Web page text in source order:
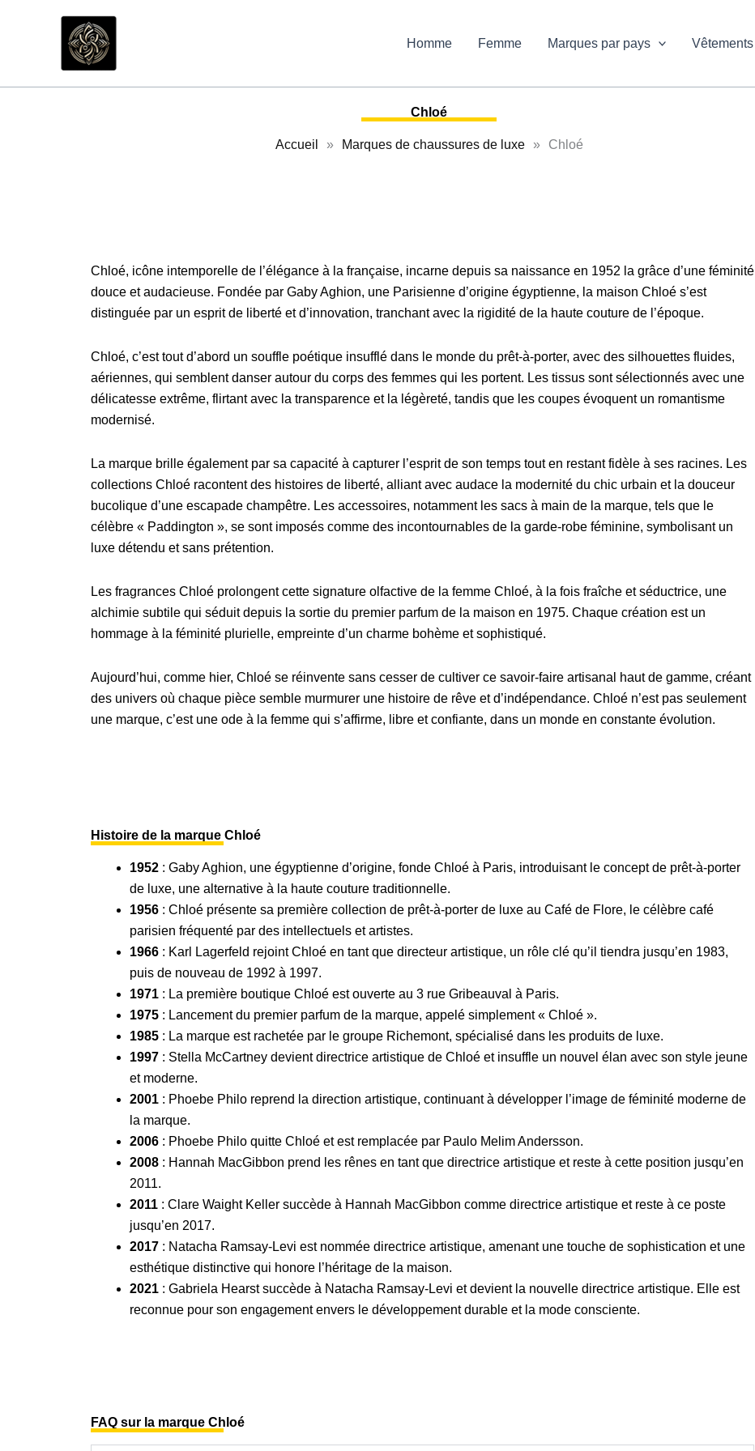
Homme Femme Marques par pays Vêtements
Chloé
Accueil » Marques de chaussures de luxe » Chloé
Chloé, icône intemporelle de l’élégance à la française, incarne depuis sa naissance en 1952 la grâce d’une féminité
douce et audacieuse. Fondée par Gaby Aghion, une Parisienne d’origine égyptienne, la maison Chloé s’est
distinguée par un esprit de liberté et d’innovation, tranchant avec la rigidité de la haute couture de l’époque.
Chloé, c’est tout d’abord un souffle poétique insufflé dans le monde du prêt-à-porter, avec des silhouettes fluides,
aériennes, qui semblent danser autour du corps des femmes qui les portent. Les tissus sont sélectionnés avec une
délicatesse extrême, flirtant avec la transparence et la légèreté, tandis que les coupes évoquent un romantisme
modernisé.
La marque brille également par sa capacité à capturer l’esprit de son temps tout en restant fidèle à ses racines. Les
collections Chloé racontent des histoires de liberté, alliant avec audace la modernité du chic urbain et la douceur
bucolique d’une escapade champêtre. Les accessoires, notamment les sacs à main de la marque, tels que le
célèbre « Paddington », se sont imposés comme des incontournables de la garde-robe féminine, symbolisant un
luxe détendu et sans prétention.
Les fragrances Chloé prolongent cette signature olfactive de la femme Chloé, à la fois fraîche et séductrice, une
alchimie subtile qui séduit depuis la sortie du premier parfum de la maison en 1975. Chaque création est un
hommage à la féminité plurielle, empreinte d’un charme bohème et sophistiqué.
Aujourd’hui, comme hier, Chloé se réinvente sans cesser de cultiver ce savoir-faire artisanal haut de gamme, créant
des univers où chaque pièce semble murmurer une histoire de rêve et d’indépendance. Chloé n’est pas seulement
une marque, c’est une ode à la femme qui s’affirme, libre et confiante, dans un monde en constante évolution.
Histoire de la marque Chloé
1952 : Gaby Aghion, une égyptienne d’origine, fonde Chloé à Paris, introduisant le concept de prêt-à-porter
de luxe, une alternative à la haute couture traditionnelle.
1956 : Chloé présente sa première collection de prêt-à-porter de luxe au Café de Flore, le célèbre café
parisien fréquenté par des intellectuels et artistes.
1966 : Karl Lagerfeld rejoint Chloé en tant que directeur artistique, un rôle clé qu’il tiendra jusqu’en 1983,
puis de nouveau de 1992 à 1997.
1971 : La première boutique Chloé est ouverte au 3 rue Gribeauval à Paris.
1975 : Lancement du premier parfum de la marque, appelé simplement « Chloé ».
1985 : La marque est rachetée par le groupe Richemont, spécialisé dans les produits de luxe.
1997 : Stella McCartney devient directrice artistique de Chloé et insuffle un nouvel élan avec son style jeune
et moderne.
2001 : Phoebe Philo reprend la direction artistique, continuant à développer l’image de féminité moderne de
la marque.
2006 : Phoebe Philo quitte Chloé et est remplacée par Paulo Melim Andersson.
2008 : Hannah MacGibbon prend les rênes en tant que directrice artistique et reste à cette position jusqu’en
2011.
2011 : Clare Waight Keller succède à Hannah MacGibbon comme directrice artistique et reste à ce poste
jusqu’en 2017.
2017 : Natacha Ramsay-Levi est nommée directrice artistique, amenant une touche de sophistication et une
esthétique distinctive qui honore l’héritage de la maison.
2021 : Gabriela Hearst succède à Natacha Ramsay-Levi et devient la nouvelle directrice artistique. Elle est
reconnue pour son engagement envers le développement durable et la mode consciente.
FAQ sur la marque Chloé